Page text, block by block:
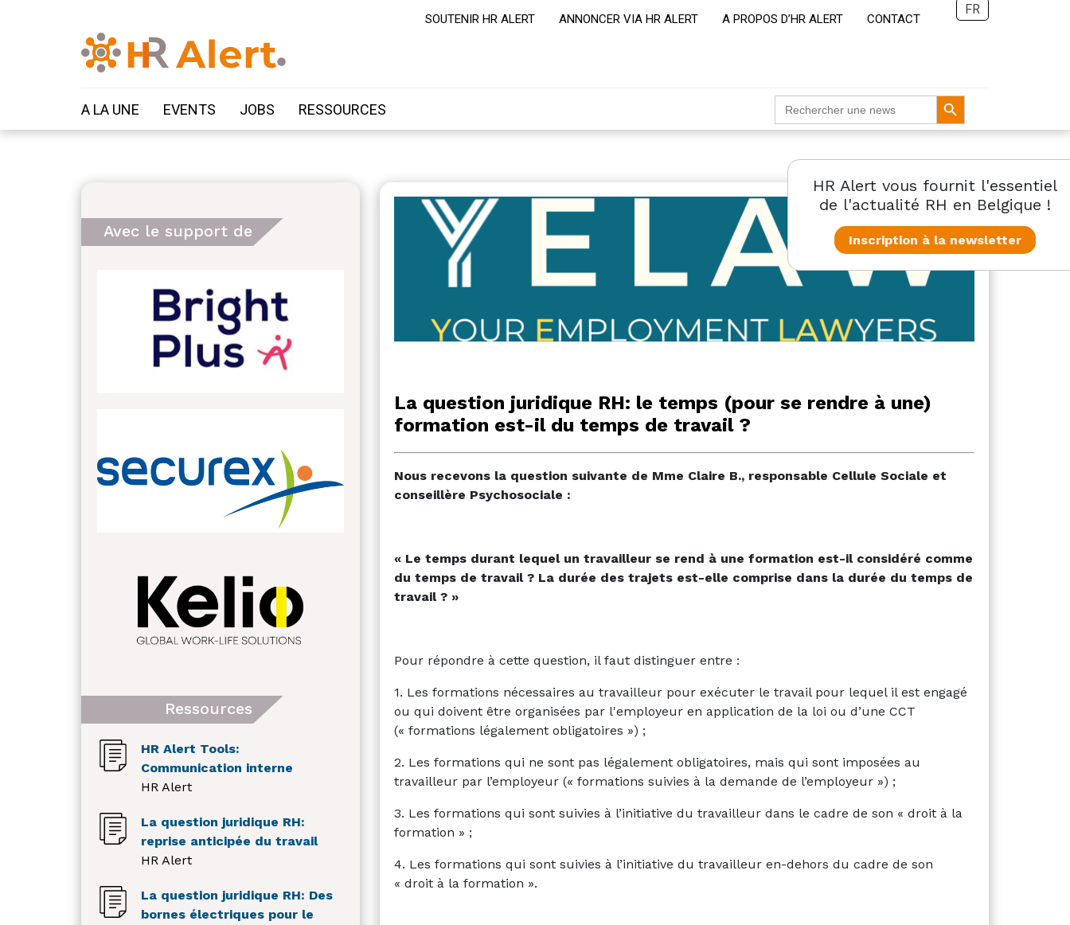
SOUTENIR HR ALERT ANNONCER VIA HR ALERT A PROPOS D’HR ALERT CONTACT
FR
A LA UNE EVENTS JOBS RESSOURCES
Search
for:
Search Button
Avec le support de
Ressources
HR Alert Tools:
Communication interne
HR Alert
La question juridique RH:
reprise anticipée du travail
HR Alert
La question juridique RH: Des
bornes électriques pour le
HR Alert vous fournit l'essentiel
de l'actualité RH en Belgique !
Inscription à la newsletter
La question juridique RH: le temps (pour se rendre à une)
formation est-il du temps de travail ?
Nous recevons la question suivante de Mme Claire B., responsable Cellule Sociale et
conseillère Psychosociale :
« Le temps durant lequel un travailleur se rend à une formation est-il considéré comme
du temps de travail ? La durée des trajets est-elle comprise dans la durée du temps de
travail ? »
Pour répondre à cette question, il faut distinguer entre :
1. Les formations nécessaires au travailleur pour exécuter le travail pour lequel il est engagé
ou qui doivent être organisées par l'employeur en application de la loi ou d’une CCT
(« formations légalement obligatoires ») ;
2. Les formations qui ne sont pas légalement obligatoires, mais qui sont imposées au
travailleur par l’employeur (« formations suivies à la demande de l’employeur ») ;
3. Les formations qui sont suivies à l’initiative du travailleur dans le cadre de son « droit à la
formation » ;
4. Les formations qui sont suivies à l’initiative du travailleur en-dehors du cadre de son
« droit à la formation ».